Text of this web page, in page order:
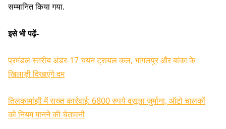
सम्मानित किया गया.
इसे भी पढ़ें-
प्रमंडल स्तरीय अंडर-17 चयन ट्रायल कल, भागलपुर और बांका के
खिलाड़ी दिखाएंगे दम
तिलकामांझी में सख्त कार्रवाई: 6800 रुपये वसूला जुर्माना, ऑटो चालकों
को नियम मानने की चेतावनी